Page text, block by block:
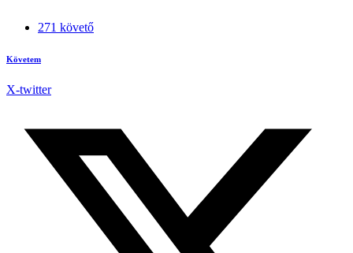
271 követő
Követem
X-twitter